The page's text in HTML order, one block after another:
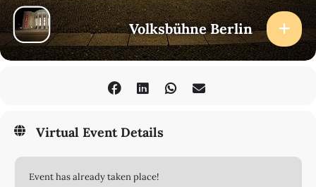
Volksbühne Berlin
Virtual Event Details
Event has already taken place!